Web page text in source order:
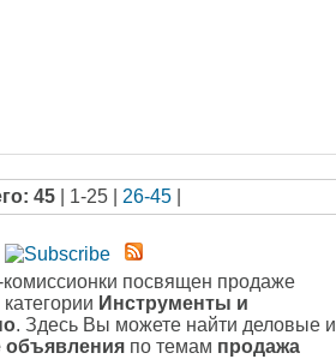
45| 1-25 | 26-45|
комиссионки посвящен продаже
Инструменты и
. Здесь Вы можете найти деловые и
объявления по темам продажа